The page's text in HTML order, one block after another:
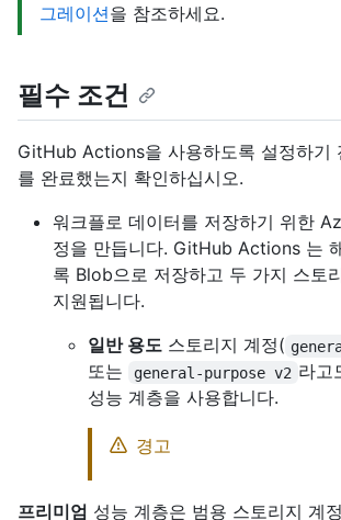
그레이션을 참조하세요.
필수 조건
GitHub Actions을 사용하도록 설정하기
를 완료했는지 확인하십시오.
워크플로 데이터를 저장하기 위한
정을 만듭니다. GitHub Actions 는
록 Blob으로 저장하고 두 가지 스토
지원됩니다.
일반 용도 스토리지 계정(
또는 general-purpose v2 라고
성능 계층을 사용합니다.
경고
프리미엄 성능 계층은 범용 스토리지 계